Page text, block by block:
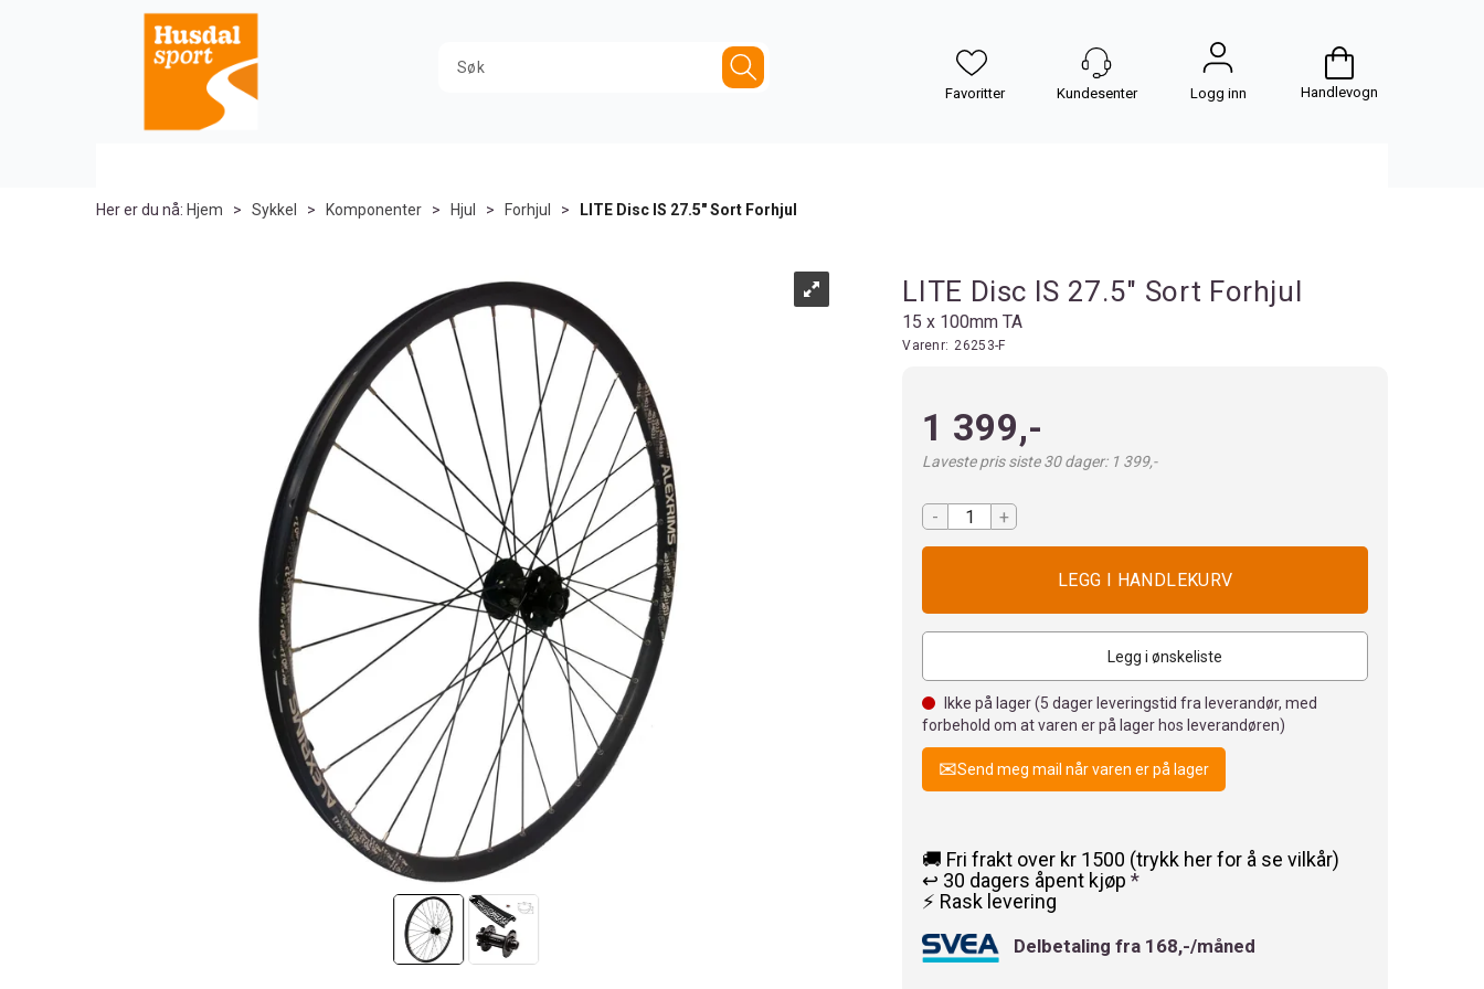
Logg inn Handlevogn
Her er du nå: Hjem > Sykkel > Komponenter > Hjul > Forhjul > LITE Disc IS 27.5" Sort Forhjul
LITE Disc IS 27.5" Sort Forhjul
15 x 100mm TA
Varenr: 26253-F
1 399,-
Laveste pris siste 30 dager: 1 399,-
- +
Legg i ønskeliste
Ikke på lager (5 dager leveringstid fra leverandør, med
forbehold om at varen er på lager hos leverandøren)
Send meg mail når varen er på lager
🚚 Fri frakt over kr 1500 (trykk her for å se vilkår)
↩️ 30 dagers åpent kjøp*
⚡ Rask levering
Delbetaling fra 168,-/måned